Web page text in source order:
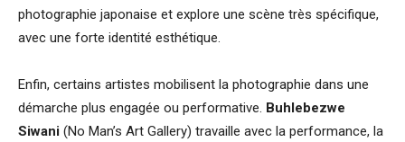
photographie japonaise et explore une scène très spécifique,
avec une forte identité esthétique.
Enfin, certains artistes mobilisent la photographie dans une
démarche plus engagée ou performative. Buhlebezwe
Siwani (No Man’s Art Gallery) travaille avec la performance, la